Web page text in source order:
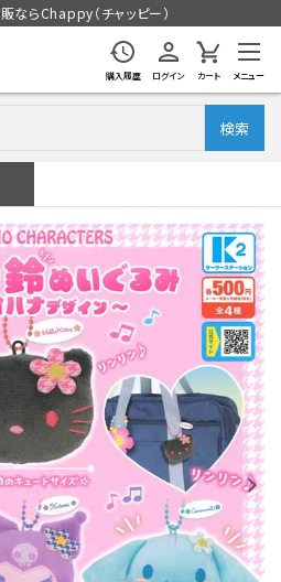
ならChappy（チャッピー）
購入履歴 ログイン カート メニュー
検索
会員登録
ルをチェック
体